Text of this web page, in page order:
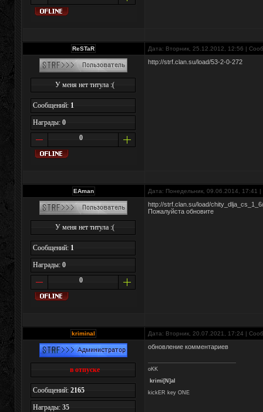
ReSTaR Дата: Вторник, 25.12.2012, 12:56 |
У меня нет титула :(
Сообщений: 1
Награды: 0
0
http://strf.clan.su/load/53-2-0-272
EAman Дата: Понедельник, 09.06.2014, 17:41
У меня нет титула :(
Сообщений: 1
Награды: 0
0
http://strf.clan.su/load/
Пожалуйста обновите
kriminal Дата: Вторник, 20.07.2021, 17:24 |
в отпуске
Сообщений: 2165
Награды: 35
обновление комментариев
oKK
krimi[N]al
kickER key ONE